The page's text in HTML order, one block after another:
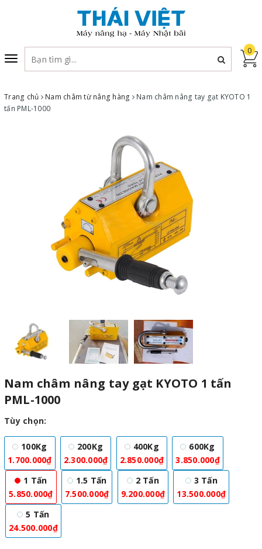
Toggle
navigation
0
Trang chủ Nam châm từ nâng hàng
Nam châm nâng tay gạt KYOTO 1
tấn PML-1000
Nam châm nâng tay gạt KYOTO 1 tấn
PML-1000
Tùy chọn:
100Kg
1.700.000₫
200Kg
2.300.000₫
400Kg
2.850.000₫
600Kg
3.850.000₫
1 Tấn
5.850.000₫
1.5 Tấn
7.500.000₫
2 Tấn
9.200.000₫
3 Tấn
13.500.000₫
5 Tấn
24.500.000₫